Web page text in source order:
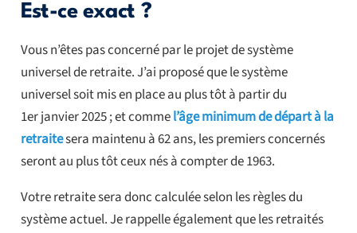
Est-ce exact ?
Vous n’êtes pas concerné par le projet de système
universel de retraite. J’ai proposé que le système
universel soit mis en place au plus tôt à partir du
1er janvier 2025 ; et commel’âge minimum de départ à la
retraitesera maintenu à 62 ans, les premiers concernés
seront au plus tôt ceux nés à compter de 1963.
Votre retraite sera donc calculée selon les règles du
système actuel. Je rappelle également que les retraités